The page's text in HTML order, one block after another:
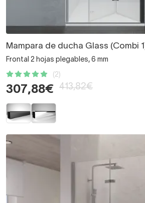
Mampara de ducha Glass (Combi
Frontal 2 hojas plegables, 6 mm
(2)
307,88€ 413,82€